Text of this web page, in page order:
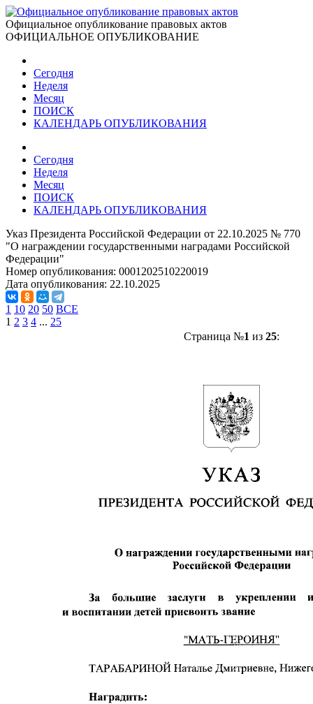
Официальное опубликование правовых актов
ОФИЦИАЛЬНОЕ ОПУБЛИКОВАНИЕ
Сегодня
Неделя
Месяц
ПОИСК
КАЛЕНДАРЬ ОПУБЛИКОВАНИЯ
Сегодня
Неделя
Месяц
ПОИСК
КАЛЕНДАРЬ ОПУБЛИКОВАНИЯ
Указ Президента Российской Федерации от 22.10.2025 № 770
"О награждении государственными наградами Российской
Федерации"
Номер опубликования: 0001202510220019
Дата опубликования: 22.10.2025
1 10 20 50 ВСЕ
1 2 3 4 ... 25
Страница №1 из 25: